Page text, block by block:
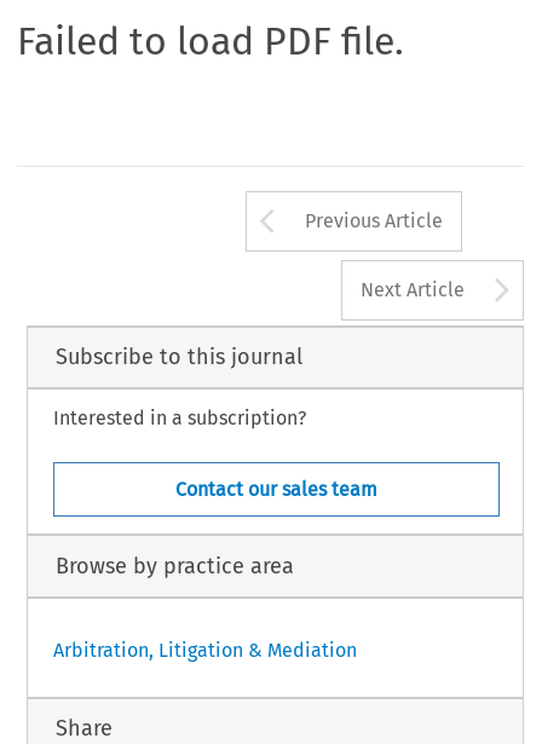
Failed to load PDF file.
Arrow button
Previous Article
Next Article
Subscribe to this journal
Interested in a subscription?
Contact our sales team
Browse by practice area
Arbitration, Litigation & Mediation
Share